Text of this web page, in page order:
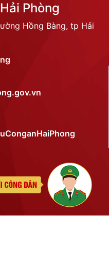
Phòng
Hồng Bàng, tp Hải
phố